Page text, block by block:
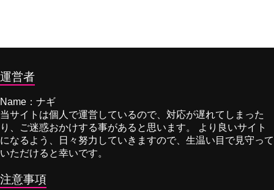
運営者
Name：ナギ
当サイトは個人で運営しているので、対応が遅れてしまった
り、ご迷惑おかけする事があると思います。 より良いサイト
になるよう、日々努力していきますので、生温い目で見守って
いただけると幸いです。
注意事項